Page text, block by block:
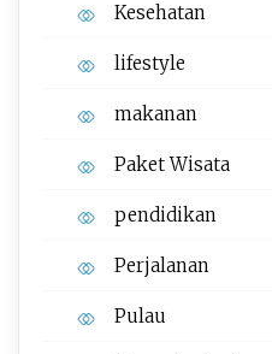
Kesehatan
lifestyle
makanan
Paket Wisata
pendidikan
Perjalanan
Pulau